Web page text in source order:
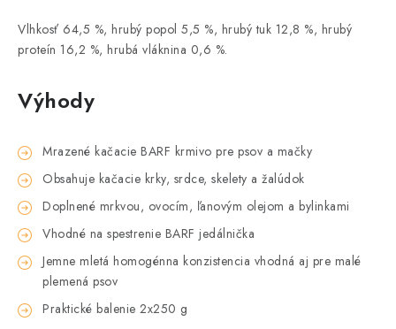
Vlhkosť 64,5 %, hrubý popol 5,5 %, hrubý tuk 12,8 %, hrubý
proteín 16,2 %, hrubá vláknina 0,6 %.
Výhody
Mrazené kačacie BARF krmivo pre psov a mačky
Obsahuje kačacie krky, srdce, skelety a žalúdok
Doplnené mrkvou, ovocím, ľanovým olejom a bylinkami
Vhodné na spestrenie BARF jedálnička
Jemne mletá homogénna konzistencia vhodná aj pre malé
plemená psov
Praktické balenie 2x250 g